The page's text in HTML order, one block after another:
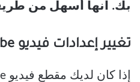
بك. انها أسهل من
تغيير إعدادات فيديو YouTube إلى غير مدرج